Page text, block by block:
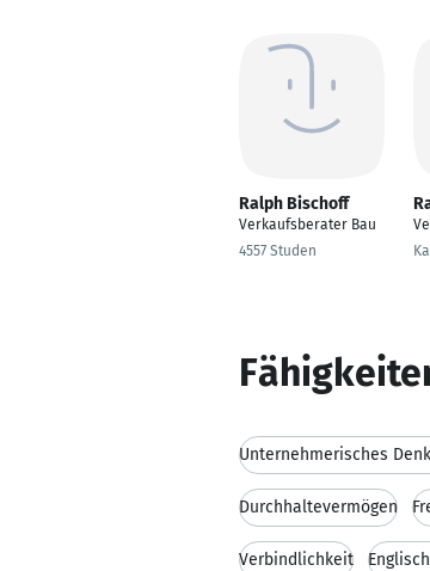
Ralph Bischoff
Verkaufsberater Bau
4557 Studen
Unternehmerisches
Durchhaltevermögen
Verbindlichkeit